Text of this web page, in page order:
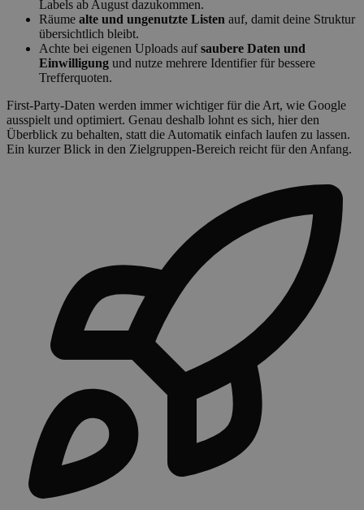
Labels ab August dazukommen.
Räume alte und ungenutzte Listen auf, damit deine Struktur
übersichtlich bleibt.
Achte bei eigenen Uploads aufsaubere Daten und
Einwilligung und nutze mehrere Identifier für bessere
Trefferquoten.
First-Party-Daten werden immer wichtiger für die Art, wie Google
ausspielt und optimiert. Genau deshalb lohnt es sich, hier den
Überblick zu behalten, statt die Automatik einfach laufen zu lassen.
Ein kurzer Blick in den Zielgruppen-Bereich reicht für den Anfang.